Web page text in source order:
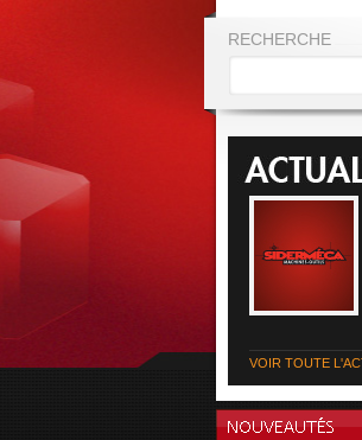
RECHERCHE
VOIR TOUTE